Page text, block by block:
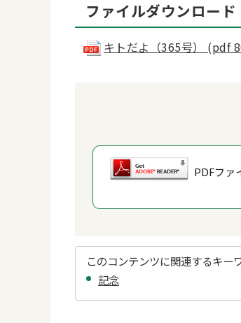
ファイルダウンロード
キトだよ（365号） (pdf
PDFファ
このコンテンツに関連するキー
記念